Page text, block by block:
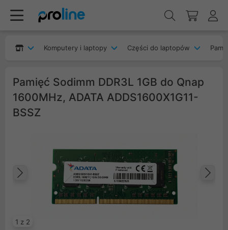
Komputery i laptopy Części do laptopów
Pamięć Sodimm DDR3L 1GB do Qnap
1600MHz, ADATA ADDS1600X1G11-
BSSZ
1 z 2
Poprzedni